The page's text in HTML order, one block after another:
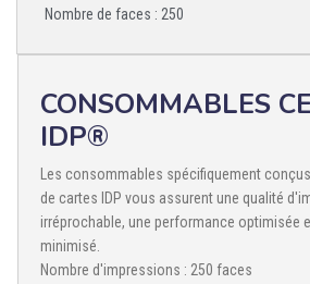
Nombre de faces : 250
CONSOMMABLES
IDP®
Les consommables spécifiquement
de cartes IDP vous assurent une qualité
irréprochable, une performance optimisée
minimisé.
Nombre d'impressions : 250 faces